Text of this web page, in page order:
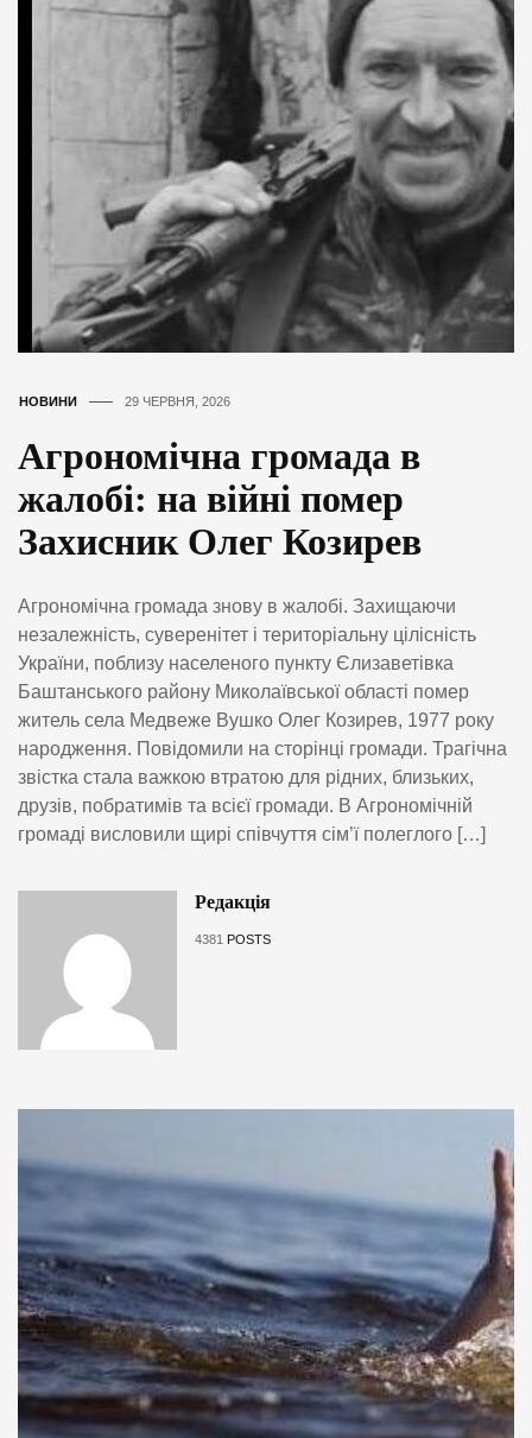
НОВИНИ 29 ЧЕРВНЯ, 2026
Агрономічна громада в
жалобі: на війні помер
Захисник Олег Козирев
Агрономічна громада знову в жалобі. Захищаючи
незалежність, суверенітет і територіальну цілісність
України, поблизу населеного пункту Єлизаветівка
Баштанського району Миколаївської області помер
житель села Медвеже Вушко Олег Козирев, 1977 року
народження. Повідомили на сторінці громади. Трагічна
звістка стала важкою втратою для рідних, близьких,
друзів, побратимів та всієї громади. В Агрономічній
громаді висловили щирі співчуття сім’ї полеглого […]
Редакція
4381 POSTS